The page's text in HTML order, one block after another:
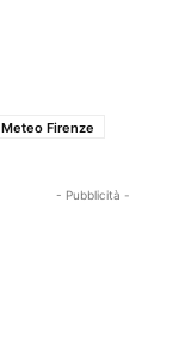
Meteo Firenze
- Pubblicità -